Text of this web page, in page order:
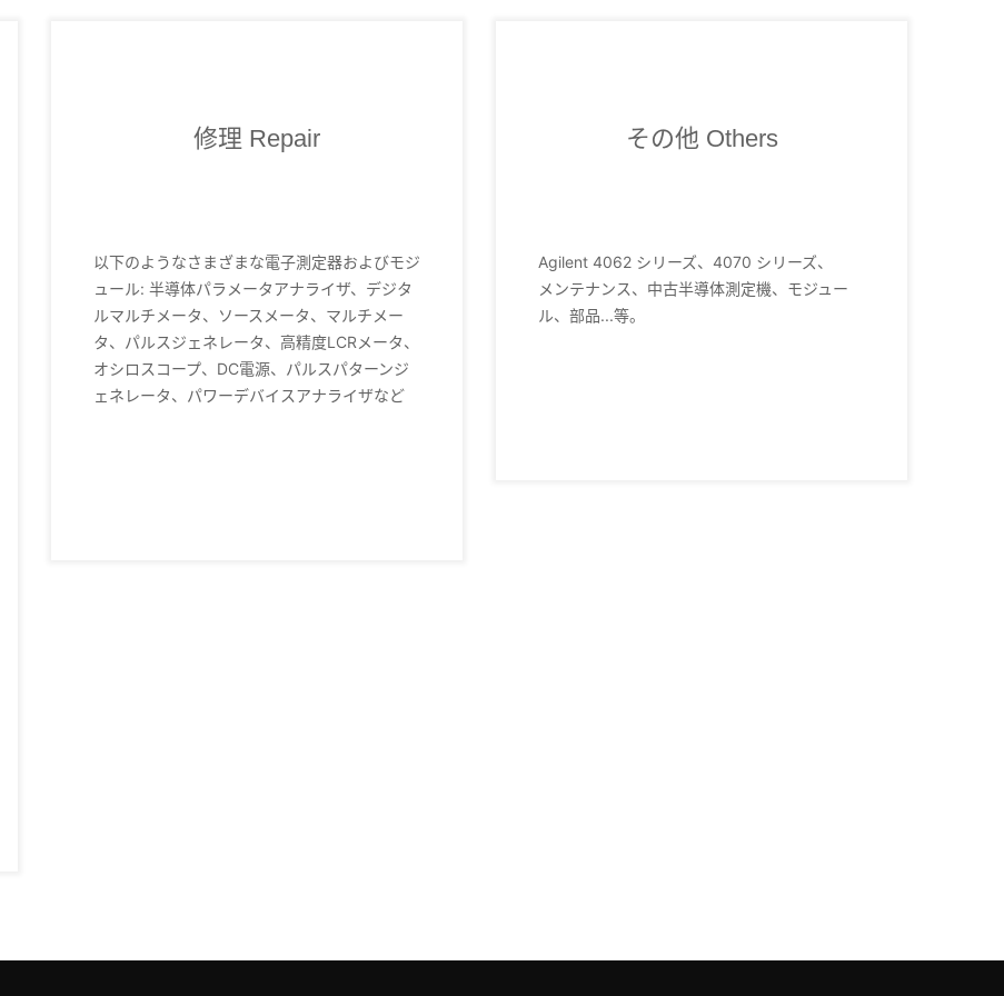
修理 Repair
以下のようなさまざまな電子測定器およびモジ
ュール: 半導体パラメータアナライザ、デジタ
ルマルチメータ、ソースメータ、マルチメー
タ、パルスジェネレータ、高精度LCRメータ、
オシロスコープ、DC電源、パルスパターンジ
ェネレータ、パワーデバイスアナライザなど
その他 Others
Agilent 4062 シリーズ、4070 シリーズ、
メンテナンス、中古半導体測定機、モジュー
ル、部品...等。